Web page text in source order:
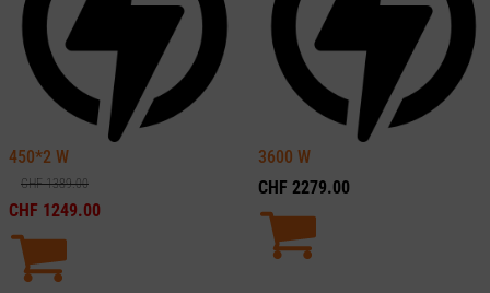
450*2 W
CHF1389.00
CHF 1249.00
3600 W
CHF 2279.00